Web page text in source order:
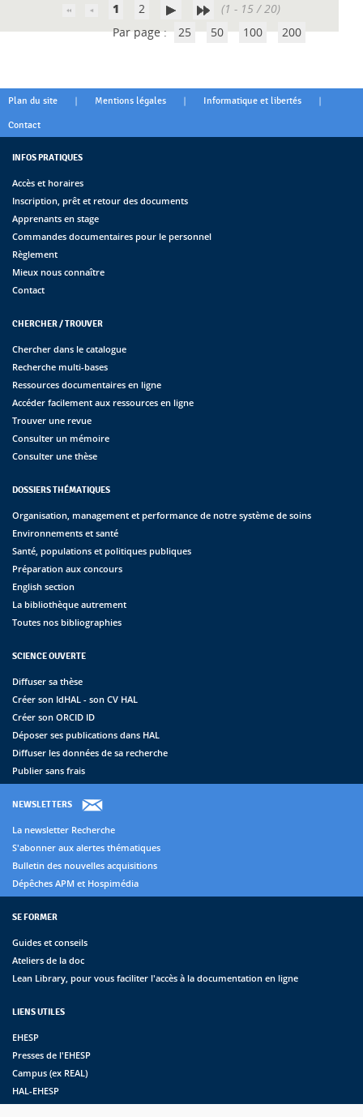
1 2
(1 - 15 / 20)
Par page : 25 50 100 200
Plan du site | Mentions légales | Informatique et libertés |
Contact
INFOS PRATIQUES
Accès et horaires
Inscription, prêt et retour des documents
Apprenants en stage
Commandes documentaires pour le personnel
Règlement
Mieux nous connaître
Contact
CHERCHER / TROUVER
Chercher dans le catalogue
Recherche multi-bases
Ressources documentaires en ligne
Accéder facilement aux ressources en ligne
Trouver une revue
Consulter un mémoire
Consulter une thèse
DOSSIERS THÉMATIQUES
Organisation, management et performance de notre système de soins
Environnements et santé
Santé, populations et politiques publiques
Préparation aux concours
English section
La bibliothèque autrement
Toutes nos bibliographies
SCIENCE OUVERTE
Diffuser sa thèse
Créer son IdHAL - son CV HAL
Créer son ORCID ID
Déposer ses publications dans HAL
Diffuser les données de sa recherche
Publier sans frais
NEWSLETTERS
La newsletter Recherche
S'abonner aux alertes thématiques
Bulletin des nouvelles acquisitions
Dépêches APM et Hospimédia
SE FORMER
Guides et conseils
Ateliers de la doc
Lean Library, pour vous faciliter l'accès à la documentation en ligne
LIENS UTILES
EHESP
Presses de l'EHESP
Campus (ex REAL)
HAL-EHESP